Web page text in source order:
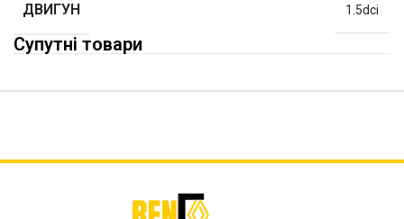
ДВИГУН 1.5dci
Супутні товари